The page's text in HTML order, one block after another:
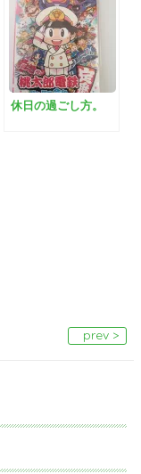
休日の過ごし方。
prev >